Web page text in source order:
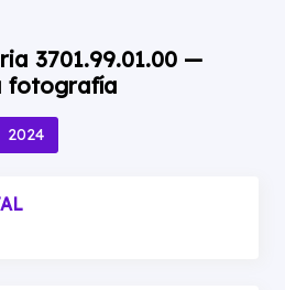
3701.99.01.00 —
fotografía
2024